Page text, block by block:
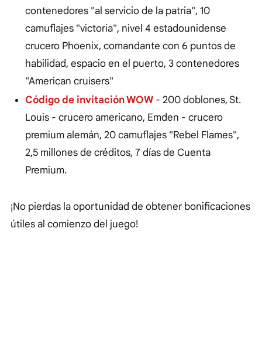
contenedores "al servicio de la patria", 10
camuflajes "victoria", nivel 4 estadounidense
crucero Phoenix, comandante con 6 puntos de
habilidad, espacio en el puerto, 3 contenedores
"American cruisers"
Código de invitación WOW - 200 doblones, St.
Louis - crucero americano, Emden - crucero
premium alemán, 20 camuflajes "Rebel Flames",
2,5 millones de créditos, 7 días de Cuenta
Premium.
¡No pierdas la oportunidad de obtener bonificaciones
útiles al comienzo del juego!